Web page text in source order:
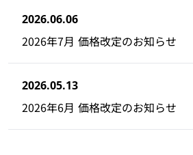
2026.06.06
2026年7月 価格改定のお知らせ
2026.05.13
2026年6月 価格改定のお知らせ